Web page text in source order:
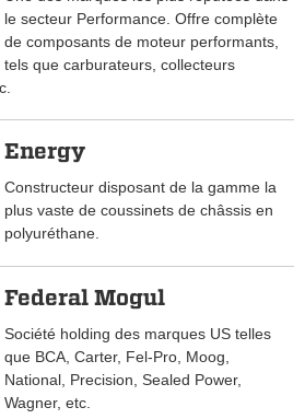
le secteur Performance. Offre complète
de composants de moteur performants,
tels que carburateurs, collecteurs
Energy
Constructeur disposant de la gamme la
plus vaste de coussinets de châssis en
polyuréthane.
Federal Mogul
Société holding des marques US telles
que BCA, Carter, Fel-Pro, Moog,
National, Precision, Sealed Power,
Wagner, etc.